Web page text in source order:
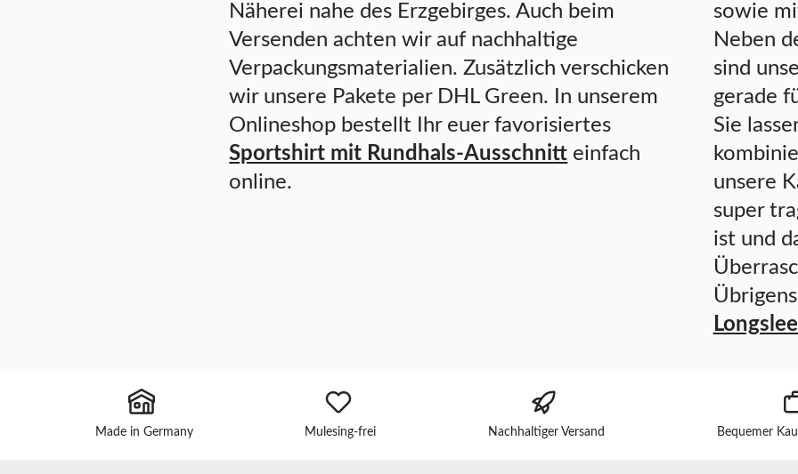
Näherei nahe des Erzgebirges. Auch beim
Versenden achten wir auf nachhaltige
Verpackungsmaterialien. Zusätzlich verschicken
wir unsere Pakete per DHL Green. In unserem
Onlineshop bestellt Ihr euer favorisiertes
Sportshirt mit Rundhals-Ausschnitt einfach
online.
sowie
Neben
sind
gerade
Sie
unsere
super
ist und
Made in Germany Mulesing-frei Nachhaltiger Versand Bequemer